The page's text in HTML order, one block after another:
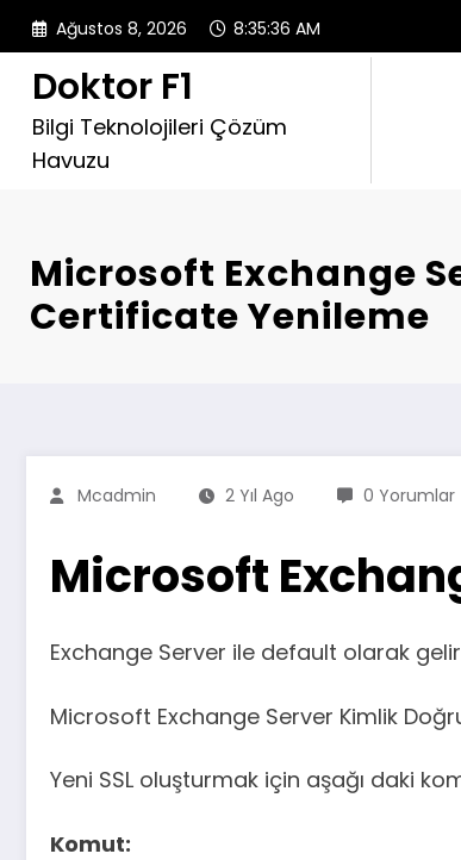
İçeriğe
atla
Ağustos 8, 2026 8:35:37 AM
Doktor F1
Bilgi Teknolojileri Çözüm
Havuzu
Microsoft Exchange
Certificate Yenileme
Mcadmin 2 Yıl Ago 0 Yorumlar
Microsoft
Exchange Server ile default olarak
Microsoft Exchange Server Kimlik
Yeni SSL oluşturmak için aşağı daki
Komut: